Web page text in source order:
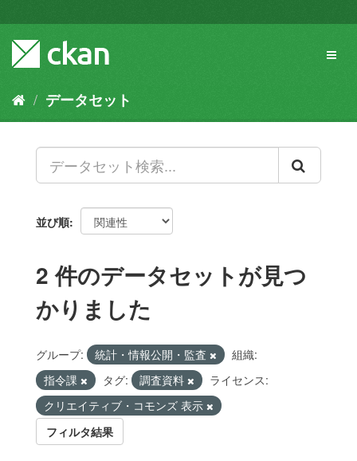
キ
容
データセット
並び順
2 件のデータセットが見つ
かりました
グループ: 統計・情報公開・監査
組織:
指令課
タグ: 調査資料
ライセンス:
クリエイティブ・コモンズ 表示
フィルタ結果